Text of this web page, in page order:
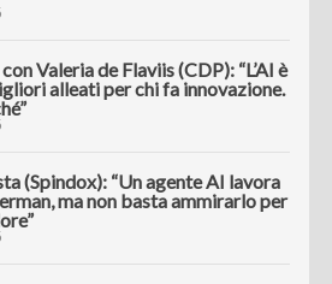
Valeria de Flaviis (CDP): “L’AI è
alleati per chi fa innovazione.
(Spindox): “Un agente AI lavora
ma non basta ammirarlo per